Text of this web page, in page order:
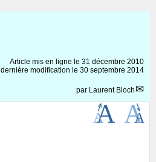
Article mis en ligne le 31 décembre 2010
dernière modification le 30 septembre 2014
par Laurent Bloch